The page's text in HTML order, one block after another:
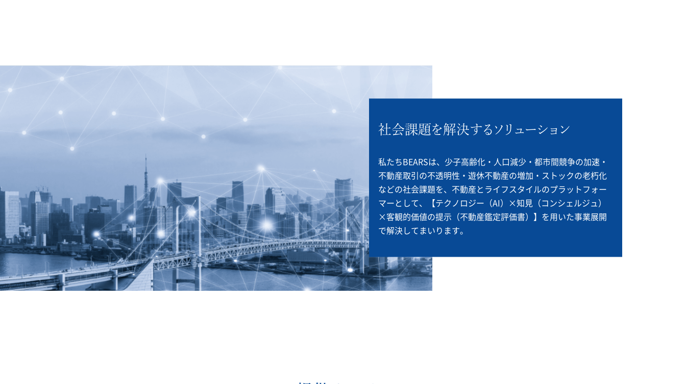
社会課題を解決するソリューション
私たちBEARSは、少子高齢化・人口減少・都市間競争の加速・
不動産取引の不透明性・遊休不動産の増加・ストックの老朽化
などの社会課題を、不動産とライフスタイルのプラットフォー
マーとして、【テクノロジー（AI）×知見（コンシェルジュ）
×客観的価値の提示（不動産鑑定評価書）】を用いた事業展開
で解決してまいります。